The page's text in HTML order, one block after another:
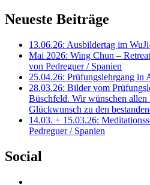
Neueste Beiträge
13.06.26: Ausbildertag im
Mai 2026: Wing Chun –
von Pedreguer / Spanien
25.04.26: Prüfungslehrgang in
28.03.26: Bilder vom
Büschfeld. Wir wünschen
Glückwunsch zu den
14.03. + 15.03.26:
Pedreguer / Spanien
Social